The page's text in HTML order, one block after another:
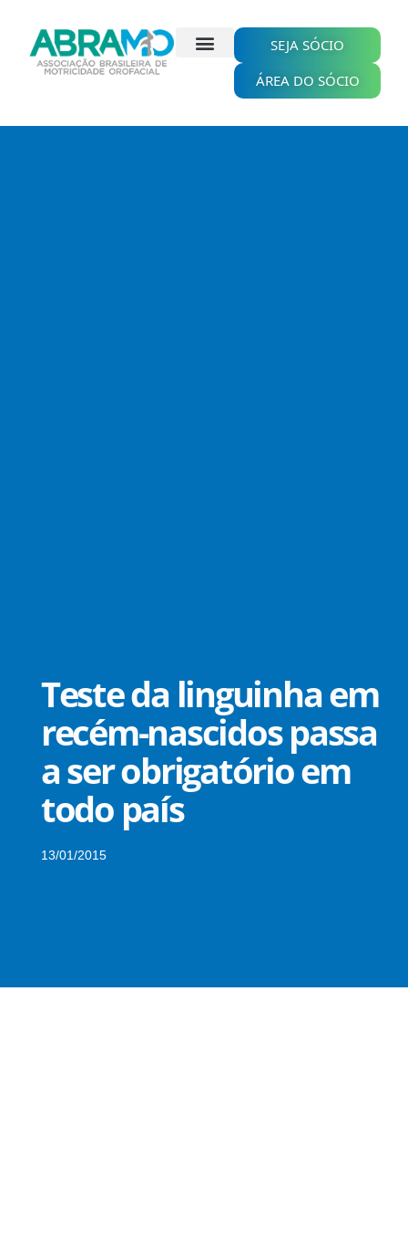
conteúdo
SEJA SÓCIO
ÁREA DO SÓCIO
Teste da linguinha em
recém-nascidos passa
a ser obrigatório em
todo país
13/01/2015